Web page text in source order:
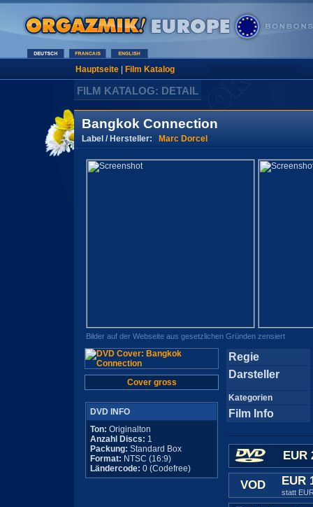
Hauptseite| Film Katalog
FILM KATALOG: DETAIL
Bangkok Connection
Label / Hersteller: Marc Dorcel
Bilder auf der Webseite aus gesetzlichen Gründen zensiert
Cover gross
DVD INFO
Ton: Originalton
Anzahl Discs: 1
Packung: Standard Box
Format: NTSC (16:9)
Ländercode: 0 (Codefree)
Regie
Darsteller
Kategorien
Film Info
EUR
VOD EUR
statt